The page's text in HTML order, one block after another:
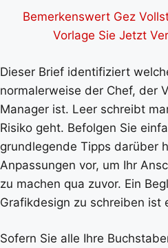
Bemerkenswert Gez
Vorlage Sie Jetzt
Dieser Brief identifiziert
normalerweise der Chef, der
Manager ist. Leer schreibt
Risiko geht. Befolgen Sie
grundlegende Tipps darüber
Anpassungen vor, um Ihr
zu machen qua zuvor. Ein
Grafikdesign zu schreiben ist
Sofern Sie alle Ihre